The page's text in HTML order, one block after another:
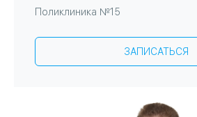
Поликлиника №15
Центр медицины
ЗАПИСАТЬСЯ